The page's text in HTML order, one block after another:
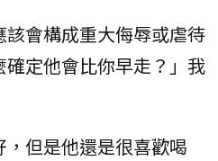
該會構成重大侮辱或虐待
定他會比你早走？」我
，但是他還是很喜歡喝